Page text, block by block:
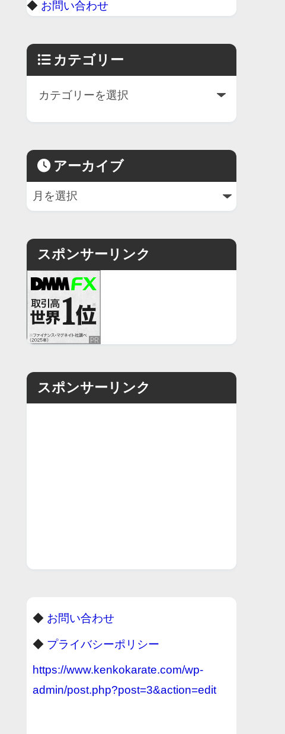
◆ お問い合わせ
カテゴリー
アーカイブ
スポンサーリンク
スポンサーリンク
◆ お問い合わせ
◆ プライバシーポリシー
https://www.kenkokarate.com/wp-
admin/post.php?post=3&action=edit